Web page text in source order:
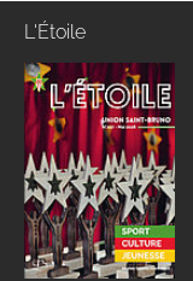
L'Étoile